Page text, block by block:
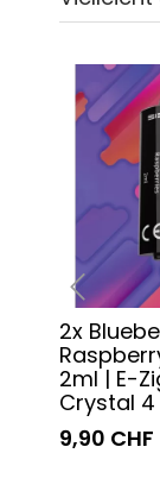
2x
2ml | E-
Crystal 4
9,90 CHF
‹